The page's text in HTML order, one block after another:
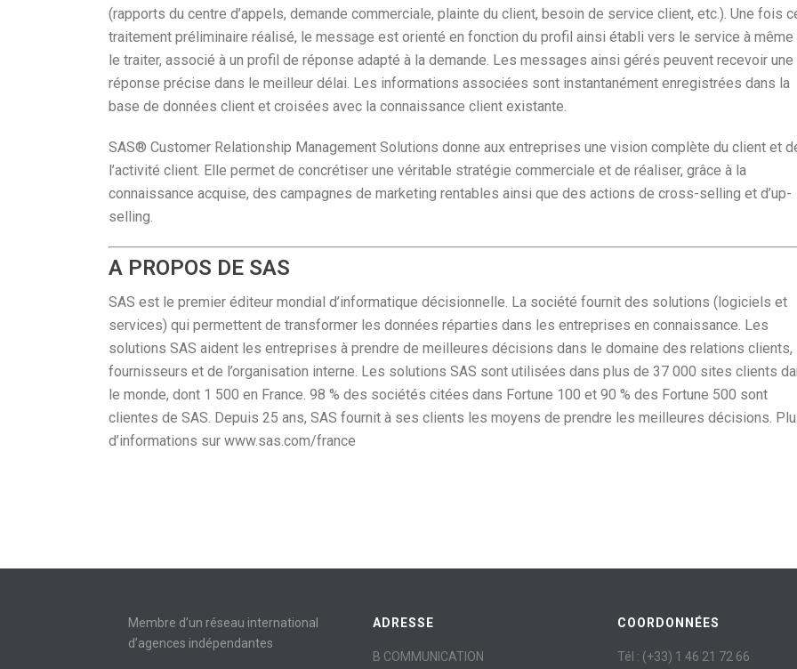
(rapports du centre d’appels, demande commerciale, plainte du client, besoin de service client, etc.). Une fois
traitement préliminaire réalisé, le message est orienté en fonction du profil ainsi établi vers le service à même
le traiter, associé à un profil de réponse adapté à la demande. Les messages ainsi gérés peuvent recevoir une
réponse précise dans le meilleur délai. Les informations associées sont instantanément enregistrées dans la
base de données client et croisées avec la connaissance client existante.
SAS® Customer Relationship Management Solutions donne aux entreprises une vision complète du client et
l’activité client. Elle permet de concrétiser une véritable stratégie commerciale et de réaliser, grâce à la
connaissance acquise, des campagnes de marketing rentables ainsi que des actions de cross-selling et d’up-
selling.
A PROPOS DE SAS
SAS est le premier éditeur mondial d’informatique décisionnelle. La société fournit des solutions (logiciels et
services) qui permettent de transformer les données réparties dans les entreprises en connaissance. Les
solutions SAS aident les entreprises à prendre de meilleures décisions dans le domaine des relations clients,
fournisseurs et de l’organisation interne. Les solutions SAS sont utilisées dans plus de 37 000 sites clients
le monde, dont 1 500 en France. 98 % des sociétés citées dans Fortune 100 et 90 % des Fortune 500 sont
clientes de SAS. Depuis 25 ans, SAS fournit à ses clients les moyens de prendre les meilleures décisions.
d’informations sur www.sas.com/france
Membre d’un réseau international
d’agences indépendantes
ADRESSE
B COMMUNICATION
COORDONNÉES
Tél : (+33) 1 46 21 72 66